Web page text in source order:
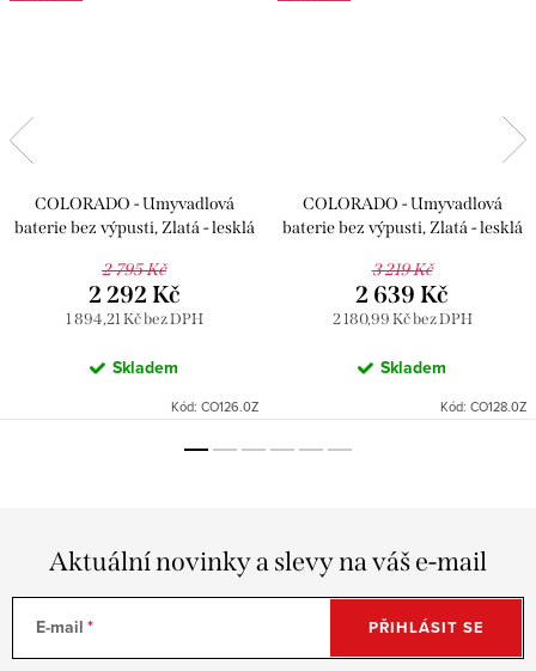
COLORADO - Umyvadlová
baterie bez výpusti, Zlatá - lesklá
2 795 Kč
1 894,21 Kč bez DPH
2 292 Kč
Skladem
Kód: CO126.0Z
COLORADO - Umyvadlová
baterie bez výpusti, Zlatá - lesklá
3 219 Kč
2 180,99 Kč bez DPH
2 639 Kč
Skladem
Kód: CO128.0Z
Aktuální novinky a slevy na váš e-mail
E-mail PŘIHLÁSIT SE